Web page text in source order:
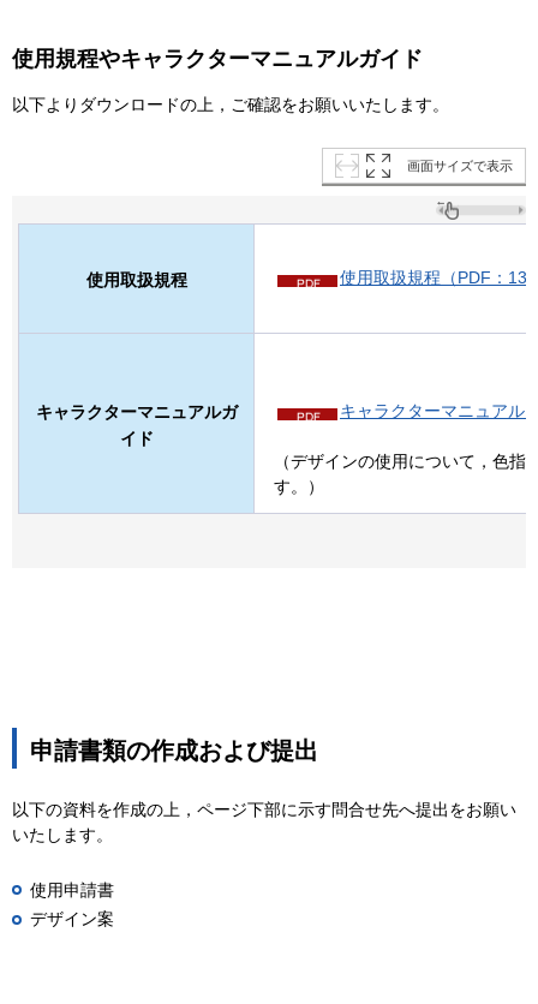
使用規程やキャラクターマニュアルガイド
以下よりダウンロードの上，ご確認をお願いいたします。
画面サイズで表示
使用取扱規程 使用取扱規程（PDF：
キャラクターマニュアルガ
イド
キャラクターマニュアル
（デザインの使用について，色
す。）
申請書類の作成および提出
以下の資料を作成の上，ページ下部に示す問合せ先へ提出をお願い
いたします。
使用申請書
デザイン案